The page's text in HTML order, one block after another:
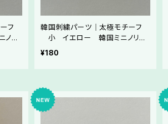
フ
リ
ださ
韓国刺繍パーツ｜太極モチーフ
小 イエロー 韓国ミニノリゲ
やストラップ制作にご利用ください
¥180